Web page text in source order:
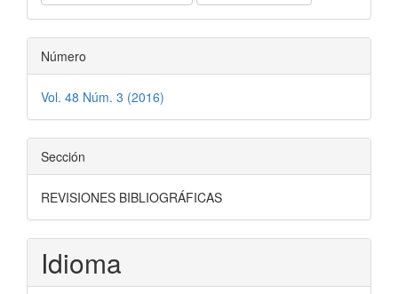
Número
Vol. 48 Núm. 3 (2016)
Sección
REVISIONES BIBLIOGRÁFICAS
Idioma